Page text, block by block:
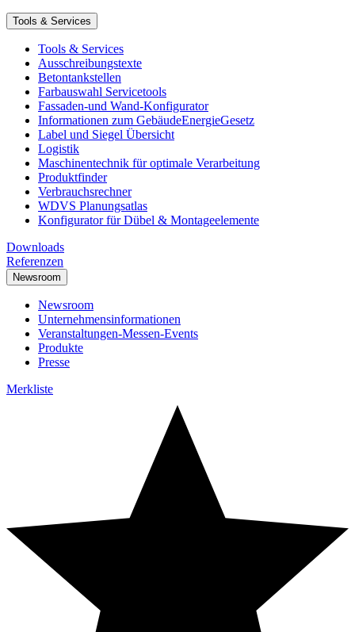
Tools & Services
Tools & Services
Ausschreibungstexte
Betontankstellen
Farbauswahl Servicetools
Fassaden-und Wand-Konfigurator
Informationen zum GebäudeEnergieGesetz
Label und Siegel Übersicht
Logistik
Maschinentechnik für optimale Verarbeitung
Produktfinder
Verbrauchsrechner
WDVS Planungsatlas
Konfigurator für Dübel & Montageelemente
Downloads
Referenzen
Newsroom
Newsroom
Unternehmensinformationen
Veranstaltungen-Messen-Events
Produkte
Presse
Merkliste